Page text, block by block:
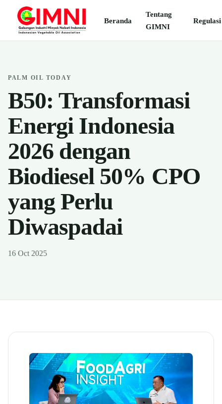
Beranda
Tentang
GIMNI
Regulasi
PALM OIL TODAY
B50: Transformasi
Energi Indonesia
2026 dengan
Biodiesel 50% CPO
yang Perlu
Diwaspadai
16 Oct 2025